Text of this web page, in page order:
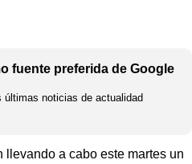
fuente preferida de Google
últimas noticias de actualidad
llevando a cabo este martes un